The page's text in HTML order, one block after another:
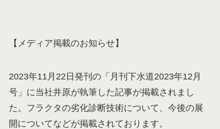
【メディア掲載のお知らせ】
2023年11月22日発刊の「月刊下水道2023年12月
号」に当社井原が執筆した記事が掲載されまし
た。フラクタの劣化診断技術について、今後の展
開についてなどが掲載されております。